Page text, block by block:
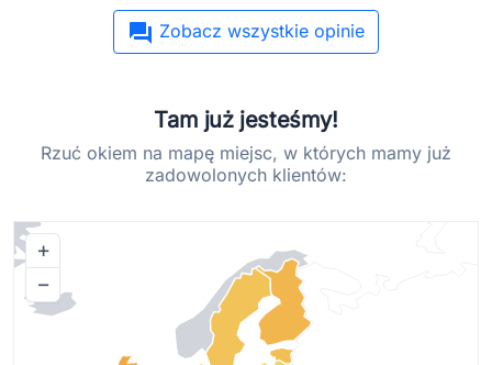
forum Zobacz wszystkie opinie
Tam już jesteśmy!
Rzuć okiem na mapę miejsc, w których mamy już
zadowolonych klientów:
+
−